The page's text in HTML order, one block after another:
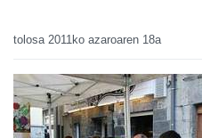
tolosa 2011ko azaroaren 18a